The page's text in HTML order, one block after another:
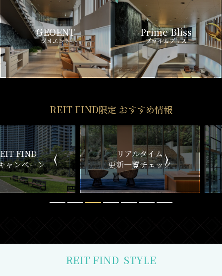
GEOENT
ジオエント
Prime Bliss
プライムブリス
REIT FIND限定 おすすめ情報
ン
リアルタイム
更新一覧チェック
新
REIT FIND STYLE